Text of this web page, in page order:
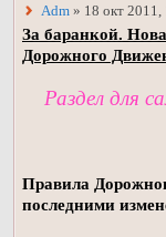
Adm » 18 окт 2011,
За баранкой.
Дорожного
Раздел для
Правила
последними